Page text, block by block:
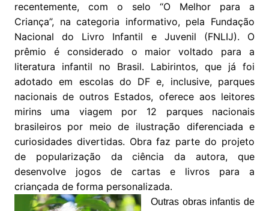
recentemente, com o selo “O Melhor para a
Criança”, na categoria informativo, pela Fundação
Nacional do Livro Infantil e Juvenil (FNLIJ). O
prêmio é considerado o maior voltado para a
literatura infantil no Brasil. Labirintos, que já foi
adotado em escolas do DF e, inclusive, parques
nacionais de outros Estados, oferece aos leitores
mirins uma viagem por 12 parques nacionais
brasileiros por meio de ilustração diferenciada e
curiosidades divertidas. Obra faz parte do projeto
de popularização da ciência da autora, que
desenvolve jogos de cartas e livros para a
criançada de forma personalizada.
Outras obras infantis de